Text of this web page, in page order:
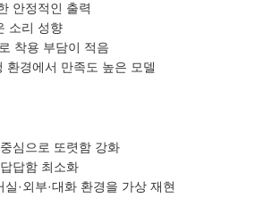
안정적인 출력
소리 성향
착용 부담이 적음
환경에서 만족도 높은 모델
심으로 또렷함 강화
답함 최소화
·외부·대화 환경을 가상 재현
개인정보 수집, 이용에 동의합니다.
[자세히보기]